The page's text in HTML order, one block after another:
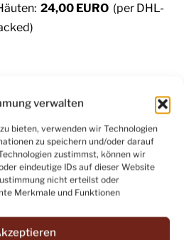
verwalten
bieten, verwenden wir Technologien
zu speichern und/oder darauf
zustimmst, können wir
eindeutige IDs auf dieser Website
nicht erteilst oder
Merkmale und Funktionen
24,00 EURO (per DHL-
und ausserhalb EU:
Warensendung-International
31,00 EURO(per DHL-
37,00 EURO